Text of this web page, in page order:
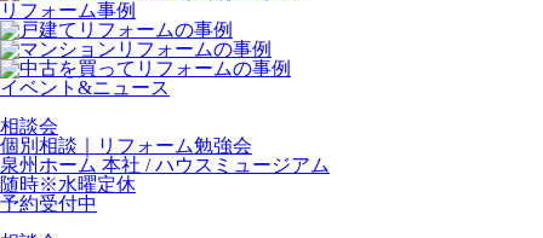
リフォーム事例
イベント&ニュース
相談会
個別相談｜リフォーム勉強会
泉州ホーム 本社 / ハウスミュージアム
随時※水曜定休
予約受付中